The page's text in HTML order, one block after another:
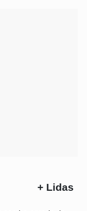
+ Lidas